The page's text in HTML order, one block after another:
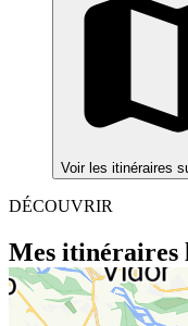
Voir les itinéraires
DÉCOUVRIR
Mes itinéraires